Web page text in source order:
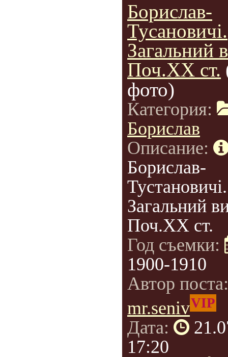
Борислав-
Тусановичі.
Загальний
Поч.ХХ ст.
фото)
Категория:
Борислав
Описание:
Борислав-
Тустановичі.
Загальний
Поч.ХХ ст.
Год съемки:
1900-1910
Автор
mr.senivVIP
Дата:
17:20